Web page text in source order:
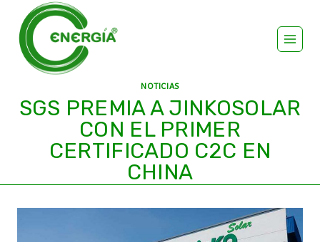
NOTICIAS
SGS PREMIA A JINKOSOLAR
CON EL PRIMER
CERTIFICADO C2C EN
CHINA